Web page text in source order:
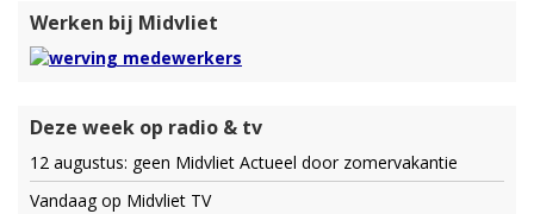
Werken bij Midvliet
Deze week op radio & tv
12 augustus: geen Midvliet Actueel door zomervakantie
Vandaag op Midvliet TV